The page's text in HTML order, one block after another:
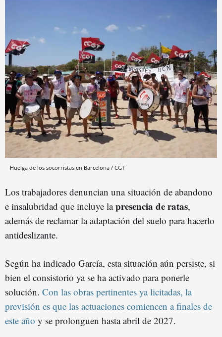
Huelga de los socorristas en Barcelona / CGT
Los trabajadores denuncian una situación de abandono
e insalubridad que incluye lapresencia de ratas,
además de reclamar la adaptación del suelo para hacerlo
antideslizante.
Según ha indicado García, esta situación aún persiste, si
bien el consistorio ya se ha activado para ponerle
solución. Con las obras pertinentes ya licitadas, la
previsión es que las actuaciones comiencen a finales de
este año y se prolonguen hasta abril de 2027.